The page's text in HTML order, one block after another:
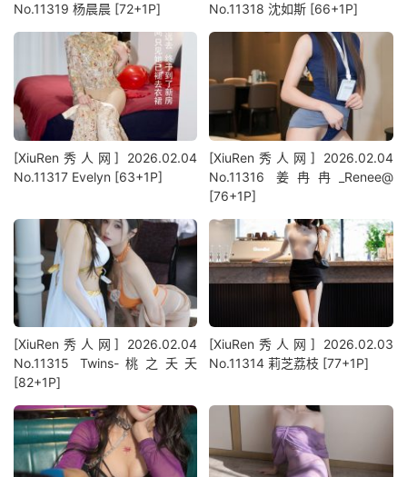
No.11319 杨晨晨 [72+1P]
No.11318 沈如斯 [66+1P]
[XiuRen秀人网] 2026.02.04
No.11317 Evelyn [63+1P]
[XiuRen秀人网] 2026.02.04
No.11316 姜冉冉_Renee@
[76+1P]
[XiuRen秀人网] 2026.02.04
No.11315 Twins-桃之夭夭
[82+1P]
[XiuRen秀人网] 2026.02.03
No.11314 莉芝荔枝 [77+1P]